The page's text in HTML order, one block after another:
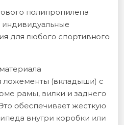
полипропилена
индивидуальные
для любого спортивного
ложементы (вкладыши) с
рамы, вилки и заднего
обеспечивает жесткую
внутри коробки или